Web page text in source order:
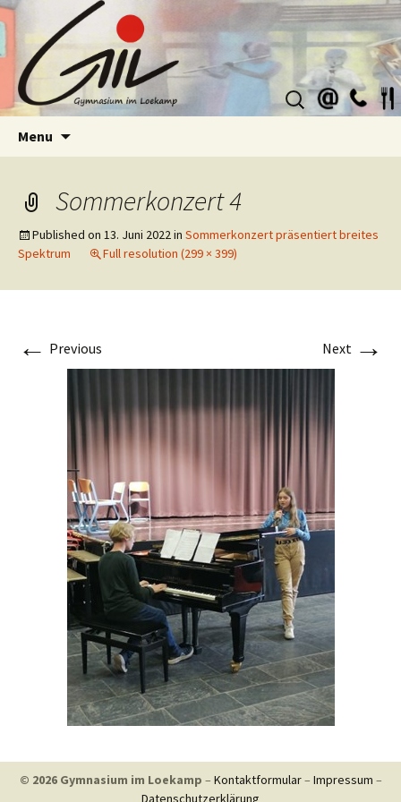
Suchen
nach:
Menu
Sommerkonzert 4
Published on 13. Juni 2022in Sommerkonzert präsentiert breites
Spektrum
Full resolution (299 × 399)
← Previous Next →
© 2026 Gymnasium im Loekamp – Kontaktformular– Impressum –
Datenschutzerklärung